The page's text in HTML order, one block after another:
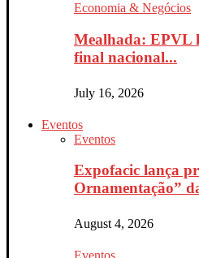
Economia & Negócios
Mealhada: EPVL
final nacional...
July 16, 2026
Eventos
Eventos
Expofacic lança
Ornamentação”
August 4, 2026
Eventos